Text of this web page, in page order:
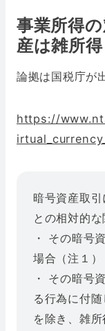
事業所得
産は雑所
論拠は国税庁が
https://
暗号資産取
との相対的
・ その暗号
場合（注１）
・ その暗号
る行為に付随
を除き、雑所